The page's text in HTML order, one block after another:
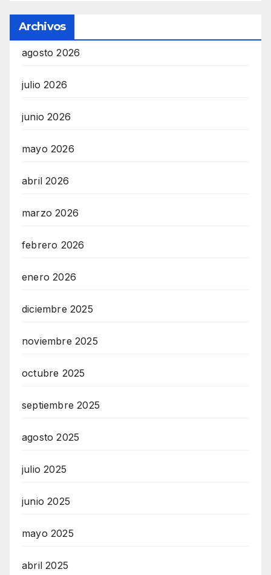
Archivos
agosto 2026
julio 2026
junio 2026
mayo 2026
abril 2026
marzo 2026
febrero 2026
enero 2026
diciembre 2025
noviembre 2025
octubre 2025
septiembre 2025
agosto 2025
julio 2025
junio 2025
mayo 2025
abril 2025